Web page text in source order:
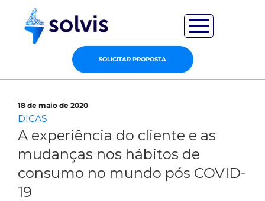
SOLICITAR PROPOSTA
18 de maio de 2020
DICAS
A experiência do cliente e as
mudanças nos hábitos de
consumo no mundo pós COVID-
19